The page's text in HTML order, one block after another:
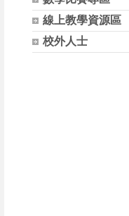
線上教學資源區
校外人士